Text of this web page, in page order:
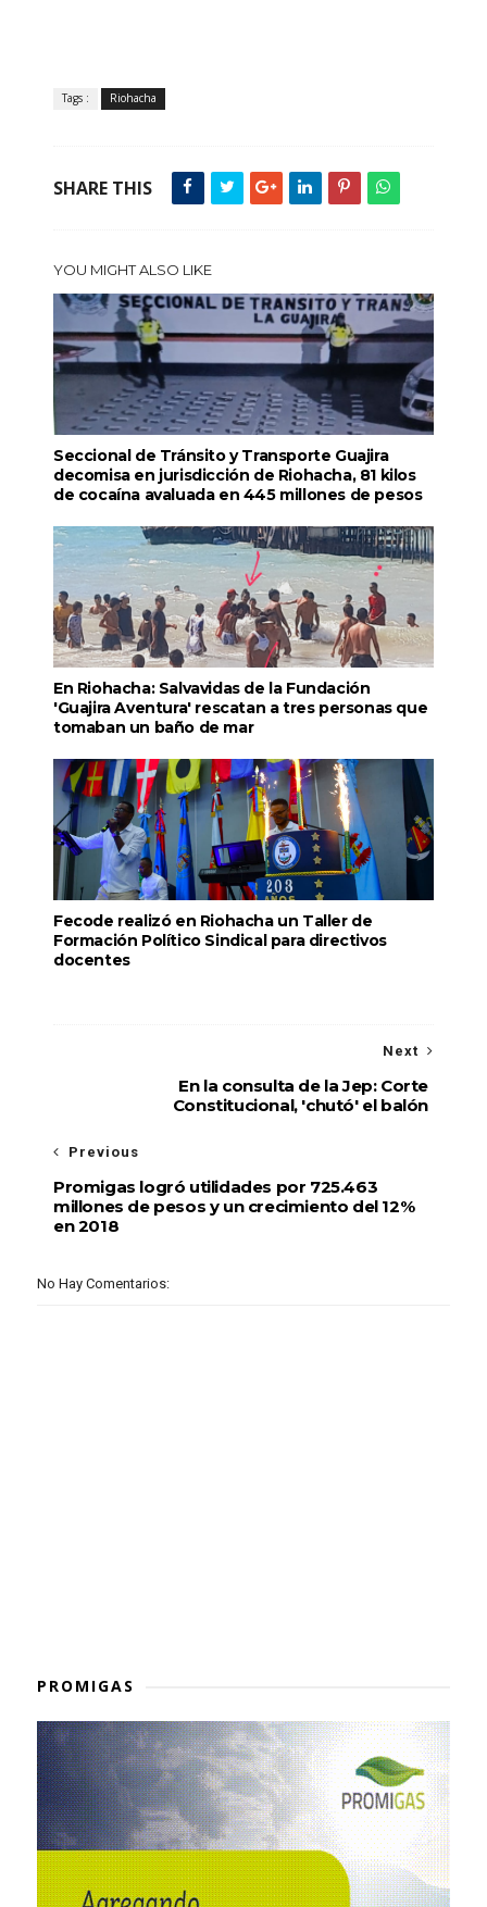
Tags : Riohacha
SHARE THIS
YOU MIGHT ALSO LIKE
Seccional de Tránsito y Transporte Guajira
decomisa en jurisdicción de Riohacha, 81 kilos
de cocaína avaluada en 445 millones de pesos
En Riohacha: Salvavidas de la Fundación
'Guajira Aventura' rescatan a tres personas que
tomaban un baño de mar
Fecode realizó en Riohacha un Taller de
Formación Político Sindical para directivos
docentes
Next
En la consulta de la Jep: Corte
Constitucional, 'chutó' el balón
Previous
Promigas logró utilidades por 725.463
millones de pesos y un crecimiento del 12%
en 2018
No Hay Comentarios:
PROMIGAS